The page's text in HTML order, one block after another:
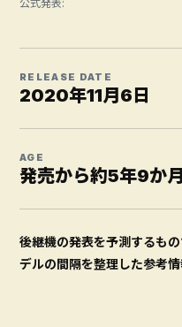
公式発表:
RELEASE DATE
2020年11月6日
AGE
発売から約5年9か月
後継機の発表を予測するも
デルの間隔を整理した参考情